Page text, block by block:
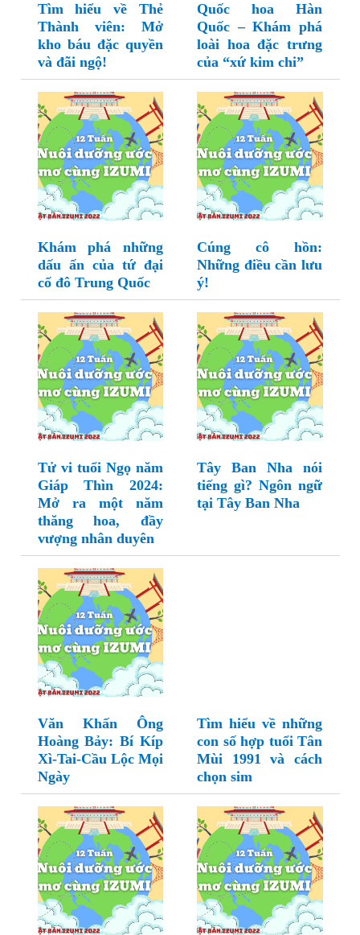
Tìm hiểu về Thẻ
Thành viên: Mở
kho báu đặc quyền
và đãi ngộ!
Quốc hoa Hàn
Quốc – Khám phá
loài hoa đặc trưng
của “xứ kim chi”
Khám phá những
dấu ấn của tứ đại
cố đô Trung Quốc
Cúng cô hồn:
Những điều cần lưu
ý!
Tử vi tuổi Ngọ năm
Giáp Thìn 2024:
Mở ra một năm
thăng hoa, đầy
vượng nhân duyên
Tây Ban Nha nói
tiếng gì? Ngôn ngữ
tại Tây Ban Nha
Văn Khấn Ông
Hoàng Bảy: Bí Kíp
Xì-Tai-Cầu Lộc Mọi
Ngày
Tìm hiểu về những
con số hợp tuổi Tân
Mùi 1991 và cách
chọn sim